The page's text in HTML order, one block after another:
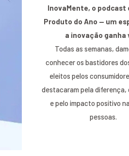
InovaMente, o podcast
Produto do Ano — um
a inovação ganha
Todas as semanas,
conhecer os bastidores
eleitos pelos
destacaram pela diferença,
e pelo impacto positivo
pessoas.